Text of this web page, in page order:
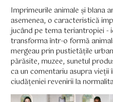
Imprimeurile animale și blana
asemenea, o caracteristică
jucând pe tema teriantropiei -
transforma într-o formă
mergeau prin pustietățile
părăsite, muzee, sunetul
ca un comentariu asupra vieții
ciudățeniei revenirii la